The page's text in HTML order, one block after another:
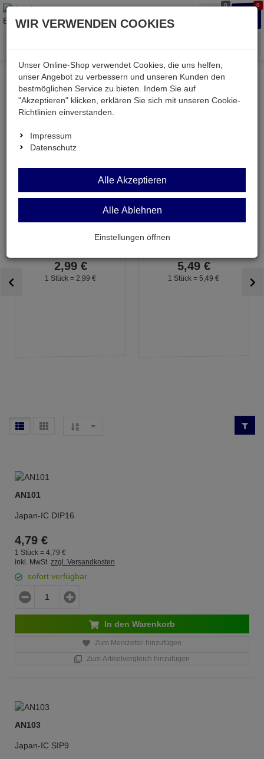
0 0
Menü
Kessler electronic Bauteile aktiv
Halbleiter integriert
Japan-ICs
Japan-ICs
Topseller in dieser Kategorie
2,99 €
1 Stück = 2, 99 €
5,49 €
1 Stück = 5, 49 €
AN101
Japan-IC DIP16
4,79 €
1 Stück = 4, 79 €
inkl. MwSt. zzgl. Versandkosten
sofort verfügbar
In den Warenkorb
Zum Merkzettel hinzufügen
Zum Artikelvergleich hinzufügen
AN103
Japan-IC SIP9
WIR VERWENDEN COOKIES
Unser Online-Shop verwendet Cookies, die uns helfen,
unser Angebot zu verbessern und unseren Kunden den
bestmöglichen Service zu bieten. Indem Sie auf
"Akzeptieren" klicken, erklären Sie sich mit unseren Cookie-
Richtlinien einverstanden.
Impressum
Datenschutz
Alle Akzeptieren
Alle Ablehnen
Einstellungen öffnen